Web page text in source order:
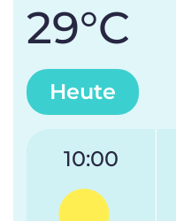
29°C
Heute
10:00